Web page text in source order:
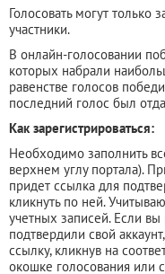
Голосовать могут только
участники.
В онлайн-голосовании
которых набрали
равенстве голосов
последний голос был
Как зарегистрироваться:
Необходимо заполнить
верхнем углу портала).
придет ссылка для
кликнуть по ней.
учетных записей. Если вы
подтвердили свой
ссылку, кликнув на
окошке голосования или